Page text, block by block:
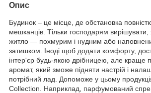
Опис
Будинок – це місце, де обстановка
мешканців. Тільки господарям вирішувати,
житло — похмурим і нудним або
затишком. Іноді щоб додати комфорту,
інтер'єр будь-якою дрібницею, але краще
аромат, який зможе підняти настрій і
потрібний лад. Допоможе у цьому продукція
Collection. Наприклад, парфумований